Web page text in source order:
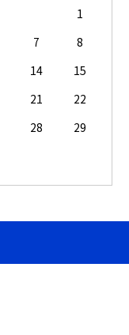
1
7
8
14
15
21
22
28
29